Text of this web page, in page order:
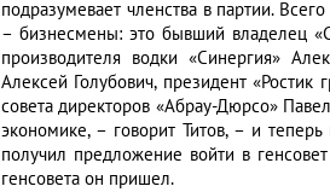
подразумевает членства в партии.
– бизнесмены: это бывший владелец
производителя водки «Синергия»
Алексей Голубович, президент «Ростик
совета директоров «Абрау-Дюрсо»
экономике, – говорит Титов, – и
получил предложение войти в
генсовета он пришел.